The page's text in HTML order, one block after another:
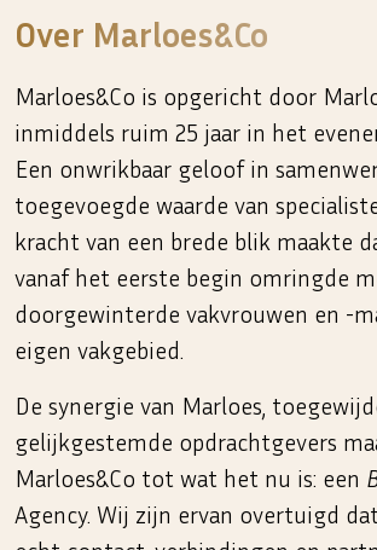
Over Marloes&Co
Marloes&Co is opgericht door
inmiddels ruim 25 jaar in het
Een onwrikbaar geloof in
toegevoegde waarde van
kracht van een brede blik maakte
vanaf het eerste begin omringde
doorgewinterde vakvrouwen en -
eigen vakgebied.
De synergie van Marloes,
gelijkgestemde opdrachtgevers
Marloes&Co tot wat het nu is: een
Agency. Wij zijn ervan overtuigd